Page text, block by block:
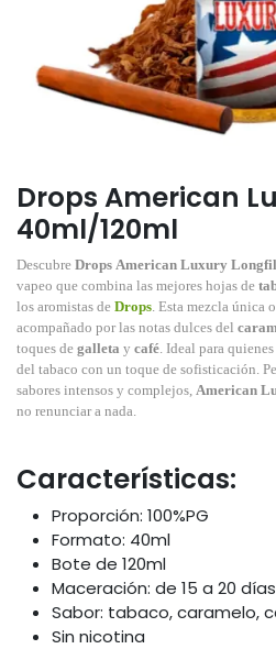
Drops American
40ml/120ml
Descubre Drops American Luxury
vapeo que combina las mejores hojas de
los aromistas de Drops . Esta mezcla única
acompañado por las notas dulces del
toques de galleta y café . Ideal para
del tabaco con un toque de sofisticación.
sabores intensos y complejos, American
no renunciar a nada.
Características:
Proporción: 100%PG
Formato: 40ml
Bote de 120ml
Maceración: de 15 a 20 días
Sabor: tabaco, caramelo,
Sin nicotina